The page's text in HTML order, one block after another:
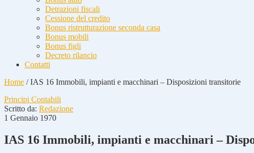
Detrazioni fiscali
Cessione del credito
Bonus ristrutturazione seconda casa
Bonus mobili
Bonus figli
Decreto rilancio
Contatti
Home /IAS 16 Immobili, impianti e macchinari – Disposizioni transitorie
Principi Contabili
Scritto da: Redazione
1 Gennaio 1970
IAS 16 Immobili, impianti e macchinari –